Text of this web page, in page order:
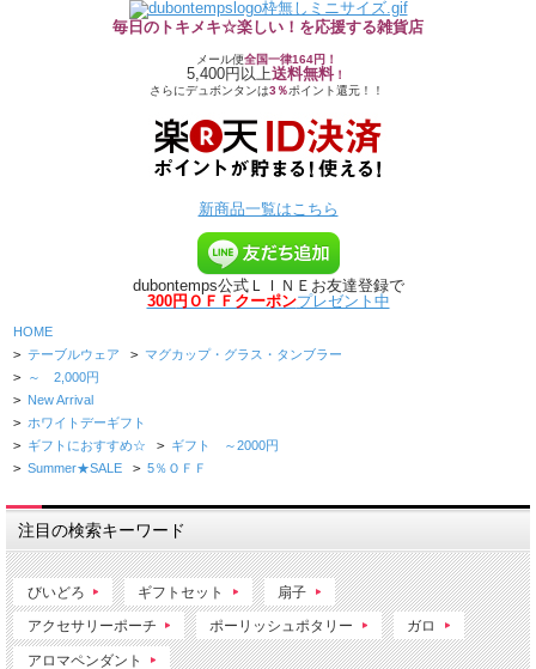
毎日のトキメキ☆楽しい！を応援する雑貨店
メール便全国一律164円！
5,400円以上送料無料！
さらにデュボンタンは3％ポイント還元！！
新商品一覧はこちら
dubontemps公式ＬＩＮＥお友達登録で
300円ＯＦＦクーポンプレゼント中
HOME
> テーブルウェア > マグカップ・グラス・タンブラー
> ～ 2,000円
> New Arrival
> ホワイトデーギフト
> ギフトにおすすめ☆ > ギフト ～2000円
> Summer★SALE > 5％ＯＦＦ
注目の検索キーワード
びいどろ ギフトセット 扇子
アクセサリーポーチ ポーリッシュポタリー ガロ
アロマペンダント